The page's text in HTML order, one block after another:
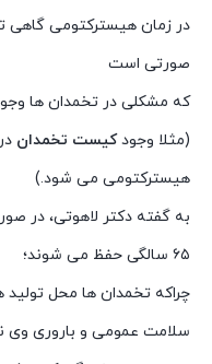
در زمان هیسترکتومی گاهی
صورتی است
که مشکلی در تخمدان ها
(مثلا وجودکیست تخمدان
هیسترکتومی می شود.)
به گفته دکتر لاهوتی، در
۶۵ سالگی حفظ می شوند؛
چراکه تخمدان ها محل
سلامت عمومی و باروری وی